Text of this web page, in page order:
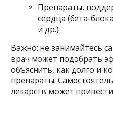
Препараты,
сердца (бета-
и др.)
Важно: не занимайтесь
врач может подобрать
объяснить, как долго и
препараты.
лекарств может